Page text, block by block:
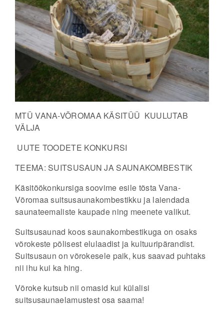
MTÜ VANA-VÕROMAA KÄSITÜÜ KUULUTAB
VÄLJA
UUTE TOODETE KONKURSI
TEEMA: SUITSUSAUN JA SAUNAKOMBESTIK
Käsitöökonkursigasoovime esile tõsta Vana-
Võromaa suitsusaunakombestikku ja laiendada
saunateemaliste kaupade ning meenete valikut.
Suitsusaunad koos saunakombestikuga on osaks
võrokeste põlisest elulaadist ja kultuuripärandist.
Suitsusaun on võrokesele paik, kus saavad puhtaks
nii ihu kui ka hing.
Võroke kutsub nii omasid kui külalisi
suitsusaunaelamustest osa saama!